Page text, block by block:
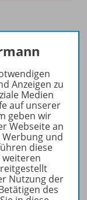
Anzeigen zu
Medien
auf unserer
geben wir
Webseite an
und
diese
Nutzung der
des